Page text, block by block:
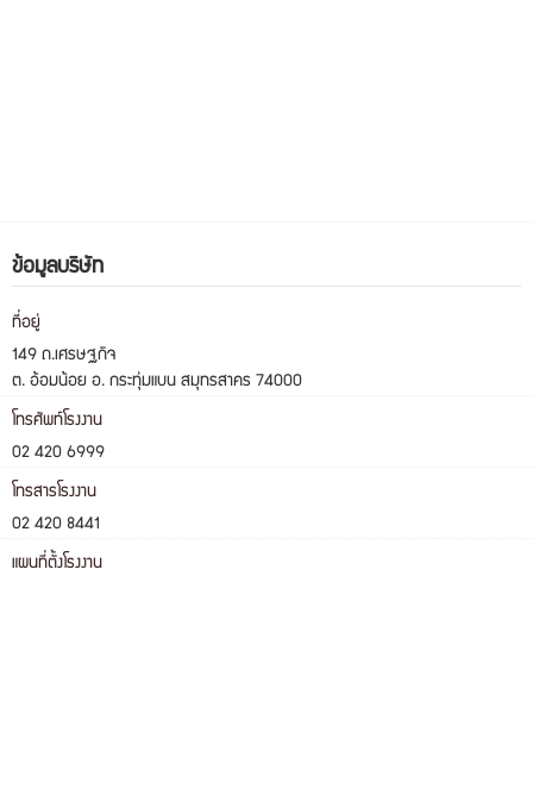
ข้อมูลบริษัท
ที่อยู่
149 ถ.เศรษฐกิจ
ต. อ้อมน้อย อ. กระทุ่มแบน สมุทรสาคร 74000
โทรศัพท์โรงงาน
02 420 6999
โทรสารโรงงาน
02 420 8441
แผนที่ตั้งโรงงาน